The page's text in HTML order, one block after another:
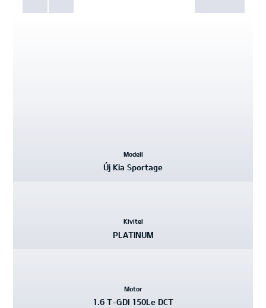
Modell
Új Kia Sportage
Kivitel
PLATINUM
Motor
1.6 T-GDI 150Le DCT